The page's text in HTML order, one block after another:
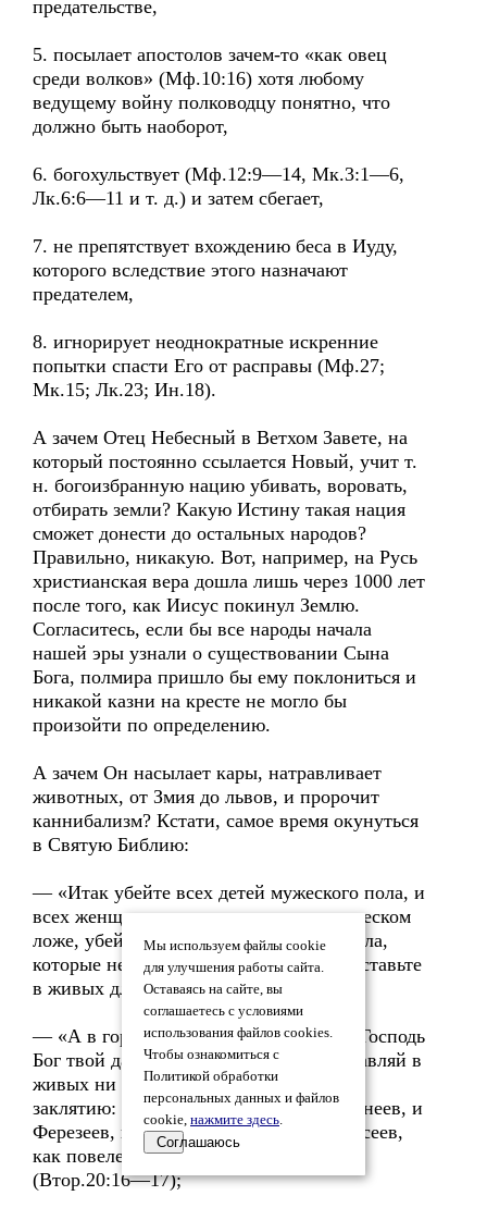
предательстве,
5. посылает апостолов зачем-то «как овец
среди волков» (Мф.10:16) хотя любому
ведущему войну полководцу понятно, что
должно быть наоборот,
6. богохульствует (Мф.12:9—14, Мк.3:1—6,
Лк.6:6—11 и т. д.) и затем сбегает,
7. не препятствует вхождению беса в Иуду,
которого вследствие этого назначают
предателем,
8. игнорирует неоднократные искренние
попытки спасти Его от расправы (Мф.27;
Мк.15; Лк.23; Ин.18).
А зачем Отец Небесный в Ветхом Завете, на
который постоянно ссылается Новый, учит т.
н. богоизбранную нацию убивать, воровать,
отбирать земли? Какую Истину такая нация
сможет донести до остальных народов?
Правильно, никакую. Вот, например, на Русь
христианская вера дошла лишь через 1000 лет
после того, как Иисус покинул Землю.
Согласитесь, если бы все народы начала
нашей эры узнали о существовании Сына
Бога, полмира пришло бы ему поклониться и
никакой казни на кресте не могло бы
произойти по определению.
А зачем Он насылает кары, натравливает
животных, от Змия до львов, и пророчит
каннибализм? Кстати, самое время окунуться
в Святую Библию:
— «Итак убейте всех детей мужеского пола, и
всех женщин, познавших мужа на мужеском
ложе, убейте; а всех детей женского пола,
которые не познали мужеского ложа, оставьте
в живых для себя» (Чис.31:17—18);
— «А в городах сих народов, которых Господь
Бог твой даёт тебе во владение, не оставляй в
живых ни одной души, но предай их
заклятию: Хеттеев и Аморреев, и Хананеев, и
Ферезеев, и Евеев, и Иевусеев, и Гергесеев,
как повелел тебе Господь Бог твой»
(Втор.20:16—17);
Мы используем файлы cookie
для улучшения работы сайта.
Оставаясь на сайте, вы
соглашаетесь с условиями
использования файлов cookies.
Чтобы ознакомиться с
Политикой обработки
персональных данных и файлов
cookie, нажмите здесь.
Соглашаюсь